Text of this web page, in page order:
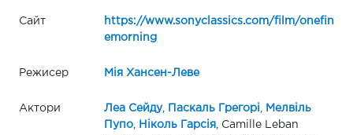
Сайт
https://www.sonyclassics.com/film/onefin
emorning
Режисер Мія Хансен-Леве
Актори Леа Сейду, Паскаль Грегорі
Мелвіль
Пупо, Ніколь Гарсія, Camille Leban